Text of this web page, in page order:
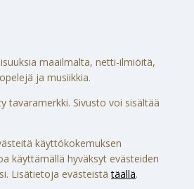
maailmalta, netti-ilmiöitä,
ja musiikkia.
tavaramerkki. Sivusto voi sisältää
käyttökokemuksen
käyttämällä hyväksyt evästeiden
Lisätietoja evästeistätäällä.